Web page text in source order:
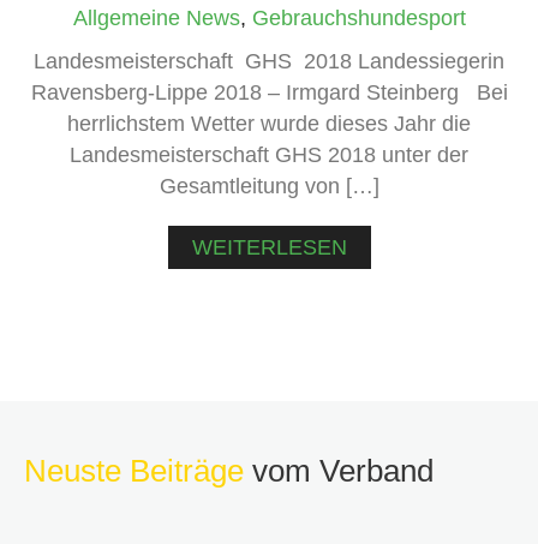
Allgemeine News, Gebrauchshundesport
Landesmeisterschaft GHS 2018 Landessiegerin
Ravensberg-Lippe 2018 – Irmgard Steinberg Bei
herrlichstem Wetter wurde dieses Jahr die
Landesmeisterschaft GHS 2018 unter der
Gesamtleitung von […]
WEITERLESEN
Neuste Beiträge vom Verband